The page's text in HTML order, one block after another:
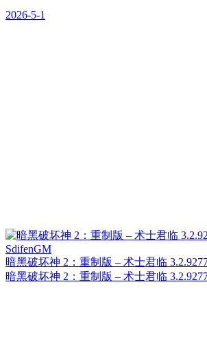
2026-5-1
暗黑破坏神 2：重制版 – 术士君临
暗黑破坏神 2：重制版 – 术士君临